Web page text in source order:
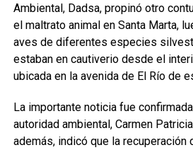
Ambiental, Dadsa, propinó otro
el maltrato animal en Santa Marta,
aves de diferentes especies
estaban en cautiverio desde el
ubicada en la avenida de El Río de
La importante noticia fue
autoridad ambiental, Carmen
además, indicó que la